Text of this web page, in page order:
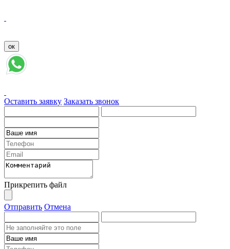
Оставить заявку Заказать звонок
Прикрепить файл
Отправить Отмена